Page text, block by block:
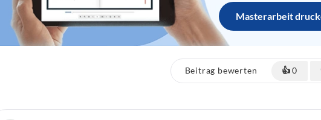
Masterarbeit
Beitrag bewerten 👍0